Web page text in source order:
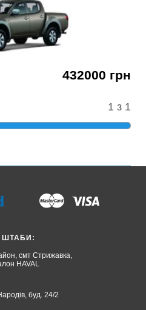
432000 грн
1 з 1
ШТАБИ:
буд. 24/2
смт Стрижавка,
HAVAL